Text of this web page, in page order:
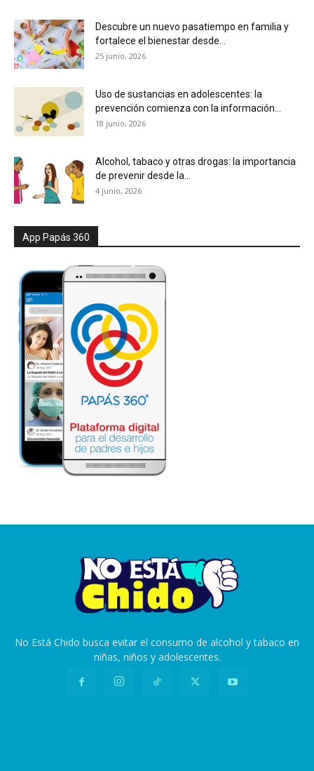
Descubre un nuevo pasatiempo en familia y
fortalece el bienestar desde...
25 junio, 2026
Uso de sustancias en adolescentes: la
prevención comienza con la información...
18 junio, 2026
Alcohol, tabaco y otras drogas: la importancia
de prevenir desde la...
4 junio, 2026
App Papás 360
No Está Chido busca evitar el consumo de alcohol y tabaco en
niñas, niños y adolescentes.